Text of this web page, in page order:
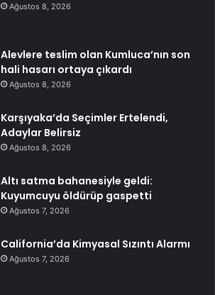
Ağustos 8, 2026
Alevlere teslim olan Kumluca’nın son
hali hasarı ortaya çıkardı
Ağustos 8, 2026
Karşıyaka’da Seçimler Ertelendi,
Adaylar Belirsiz
Ağustos 8, 2026
Altı satma bahanesiyle geldi:
Kuyumcuyu öldürüp gaspetti
Ağustos 7, 2026
California’da Kimyasal Sızıntı Alarmı
Ağustos 7, 2026